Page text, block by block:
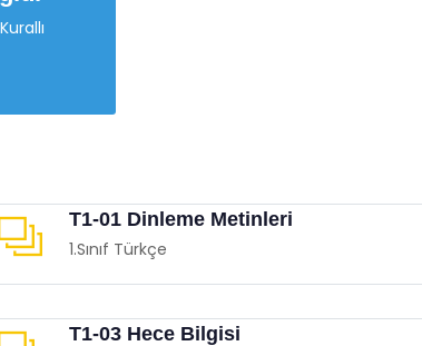
T1-01 Dinleme Metinleri
1.Sınıf Türkçe
T1-03 Hece Bilgisi
Oyunlar MEB Temassız Oyunlar Kitabı
Eğitimgen /Oyun Köşesi